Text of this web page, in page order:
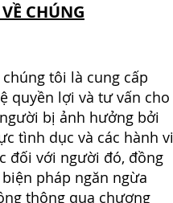
CHÚNG
tôi là cung cấp
quyền lợi và tư vấn cho
bị ảnh hưởng bởi
tình dục và các hành vi
đối với người đó, đồng
pháp ngăn ngừa
thông qua chương